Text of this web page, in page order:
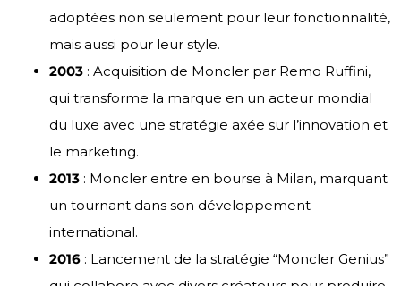
adoptées non seulement pour leur fonctionnalité,
mais aussi pour leur style.
2003 : Acquisition de Moncler par Remo Ruffini,
qui transforme la marque en un acteur mondial
du luxe avec une stratégie axée sur l’innovation et
le marketing.
2013 : Moncler entre en bourse à Milan, marquant
un tournant dans son développement
international.
2016 : Lancement de la stratégie “Moncler Genius”